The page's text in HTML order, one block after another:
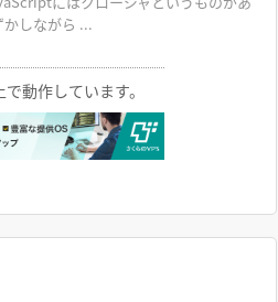
かしながら ...
動作しています。